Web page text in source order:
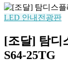
LED 안내전광판
[조달] 탐디
S64-25TG